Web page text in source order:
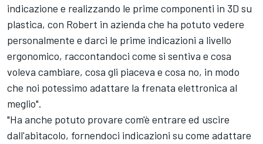
indicazione e realizzando le prime componenti in 3D su
plastica, con Robert in azienda che ha potuto vedere
personalmente e darci le prime indicazioni a livello
ergonomico, raccontandoci come si sentiva e cosa
voleva cambiare, cosa gli piaceva e cosa no, in modo
che noi potessimo adattare la frenata elettronica al
meglio".
"Ha anche potuto provare com'è entrare ed uscire
dall'abitacolo, fornendoci indicazioni su come adattare